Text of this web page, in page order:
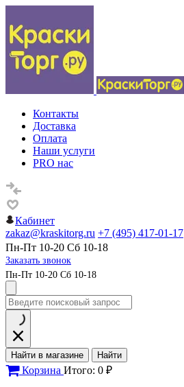
Контакты
Доставка
Оплата
Наши услуги
PRO нас
Кабинет
zakaz@kraskitorg.ru +7 (495) 417-01-17
Пн-Пт 10-20 Сб 10-18
Заказать звонок
Пн-Пт 10-20 Сб 10-18
Найти в магазине Найти
Корзина Итого: 0 ₽